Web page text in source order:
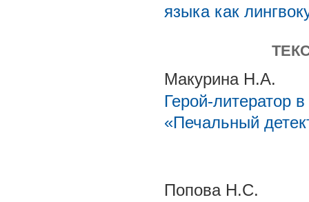
языка как
Макурина Н.А.
Герой-литератор
«Печальный
Попова Н.С.